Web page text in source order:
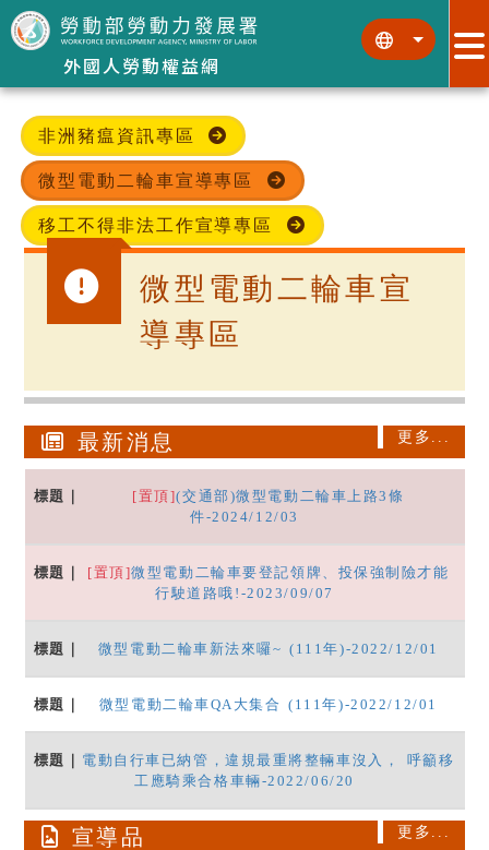
跳到主要內容區塊
外國人勞動權益網
::: :::
非洲豬瘟資訊專區
微型電動二輪車宣導專區
移工不得非法工作宣導專區
微型電動二輪車宣
導專區
最新消息 更多...
[置頂](交通部)微型電動二輪車上路3條
件-2024/12/03
[置頂]微型電動二輪車要登記領牌、投保強制險才能
行駛道路哦!-2023/09/07
微型電動二輪車新法來囉~ (111年)-2022/12/01
微型電動二輪車QA大集合 (111年)-2022/12/01
電動自行車已納管，違規最重將整輛車沒入， 呼籲移
工應騎乘合格車輛-2022/06/20
宣導品 更多...